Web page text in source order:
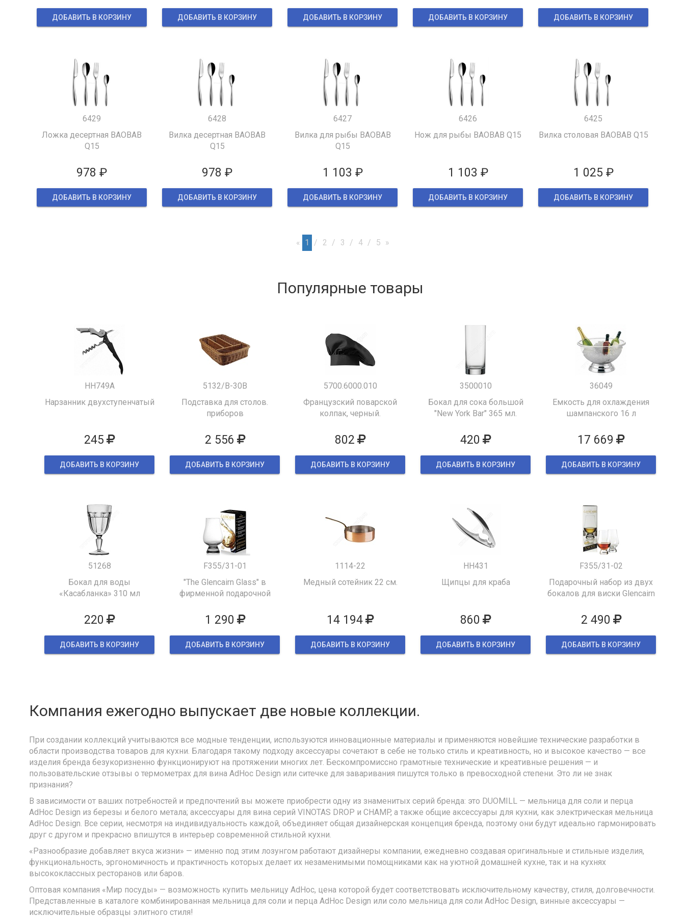
ДОБАВИТЬ В КОРЗИНУ ДОБАВИТЬ В КОРЗИНУ ДОБАВИТЬ В КОРЗИНУ ДОБАВИТЬ В КОРЗИНУ ДОБАВИТЬ В КОРЗИНУ
6429
Ложка десертная BAOBAB
Q15
978 ₽
ДОБАВИТЬ В КОРЗИНУ
6428
Вилка десертная BAOBAB
Q15
978 ₽
ДОБАВИТЬ В КОРЗИНУ
6427
Вилка для рыбы BAOBAB
Q15
1 103 ₽
ДОБАВИТЬ В КОРЗИНУ
6426
Нож для рыбы BAOBAB Q15
1 103 ₽
ДОБАВИТЬ В КОРЗИНУ
6425
Вилка столовая BAOBAB Q15
1 025 ₽
ДОБАВИТЬ В КОРЗИНУ
« 1 2 3 4 5 »
Популярные товары
HH749A
Нарзанник двухступенчатый
245
ДОБАВИТЬ В КОРЗИНУ
5132/B-30B
Подставка для столов.
приборов
2 556
ДОБАВИТЬ В КОРЗИНУ
5700.6000.010
Французский поварской
колпак, черный.
802
ДОБАВИТЬ В КОРЗИНУ
3500010
Бокал для сока большой
"New York Bar" 365 мл.
420
ДОБАВИТЬ В КОРЗИНУ
36049
Емкость для охлаждения
шампанского 16 л
17 669
ДОБАВИТЬ В КОРЗИНУ
51268
Бокал для воды
«Касабланка» 310 мл
220
ДОБАВИТЬ В КОРЗИНУ
F355/31-01
"The Glencairn Glass" в
фирменной подарочной
1 290
ДОБАВИТЬ В КОРЗИНУ
1114-22
Медный сотейник 22 см.
14 194
ДОБАВИТЬ В КОРЗИНУ
HH431
Щипцы для краба
860
ДОБАВИТЬ В КОРЗИНУ
F355/31-02
Подарочный набор из двух
бокалов для виски Glencairn
2 490
ДОБАВИТЬ В КОРЗИНУ
Компания ежегодно выпускает две новые коллекции.
При создании коллекций учитываются все модные тенденции, используются инновационные материалы и применяются новейшие технические разработки в
области производства товаров для кухни. Благодаря такому подходу аксессуары сочетают в себе не только стиль и креативность, но и высокое качество — все
изделия бренда безукоризненно функционируют на протяжении многих лет. Бескомпромиссно грамотные технические и креативные решения — и
пользовательские отзывы о термометрах для вина AdHoc Design или ситечке для заваривания пишутся только в превосходной степени. Это ли не знак
признания?
В зависимости от ваших потребностей и предпочтений вы можете приобрести одну из знаменитых серий бренда: это DUOMILL — мельница для соли и перца
AdHoc Design из березы и белого метала; аксессуары для вина серий VINOTAS DROP и CHAMP, а также общие аксессуары для кухни, как электрическая мельница
AdHoc Design. Все серии, несмотря на индивидуальность каждой, объединяет общая дизайнерская концепция бренда, поэтому они будут идеально гармонировать
друг с другом и прекрасно впишутся в интерьер современной стильной кухни.
«Разнообразие добавляет вкуса жизни» — именно под этим лозунгом работают дизайнеры компании, ежедневно создавая оригинальные и стильные изделия,
функциональность, эргономичность и практичность которых делает их незаменимыми помощниками как на уютной домашней кухне, так и на кухнях
высококлассных ресторанов или баров.
Оптовая компания «Мир посуды» — возможность купить мельницу AdHoc, цена которой будет соответствовать исключительному качеству, стиля, долговечности.
Представленные в каталоге комбинированная мельница для соли и перца AdHoc Design или соло мельница для соли AdHoc Design, винные аксессуары —
исключительные образцы элитного стиля!